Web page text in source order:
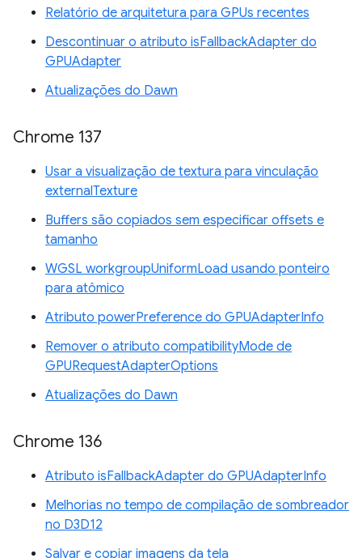
Relatório de arquitetura para GPUs recentes
Descontinuar o atributo isFallbackAdapter do
GPUAdapter
Atualizações do Dawn
Chrome 137
Usar a visualização de textura para vinculação
externalTexture
Buffers são copiados sem especificar offsets e
tamanho
WGSL workgroupUniformLoad usando ponteiro
para atômico
Atributo powerPreference do GPUAdapterInfo
Remover o atributo compatibilityMode de
GPURequestAdapterOptions
Atualizações do Dawn
Chrome 136
Atributo isFallbackAdapter do GPUAdapterInfo
Melhorias no tempo de compilação de sombreador
no D3D12
Salvar e copiar imagens da tela